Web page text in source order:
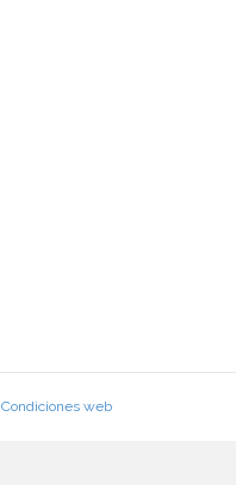
Condiciones web